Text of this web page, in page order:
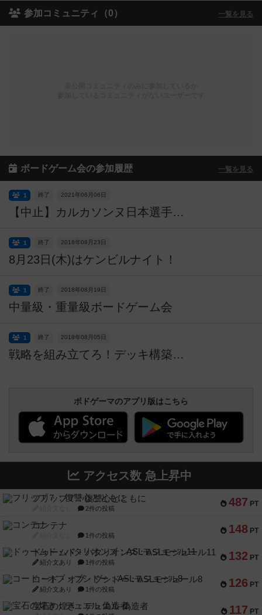
参加コミュニティ（0） 一覧を見る
ボードゲーム会の参加履歴 一覧を見る
【中止】カルカソンヌ日本選手権 さいふる予選
終了 2021年06月06日
1
8月23日(木)はケンビルナイト！
終了 2018年08月23日
1
中量級・重量級ボードゲーム会
終了 2018年08月19日
1
戦略を組み立てろ！デッキ構築ゲームイベントを開催します。
終了 2018年08月05日
1
ボドゲーマのアプリ版はこちら
アクセス数 急上昇中
487 PT
フリップ７：復讐心とともに
2件の投稿
148 PT
コンテナ
1件の投稿
132 PT
ドゥームド・バタリオンズ：ASLモジュール11
紹介文あり 1件の投稿
126 PT
コード・オブ・ブシドー：ASLモジュール8
紹介文あり 1件の投稿
117 PT
宝石の煌き：デュエル 偽造者